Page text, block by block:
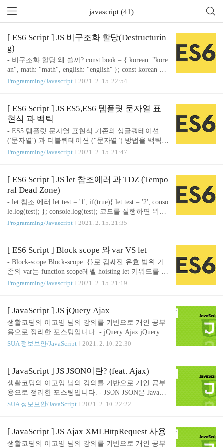
javascript (41)
[ ES6 Script ] JS 비구조화 할당(Destructurin
g)
- 비구조화 할당 왜 쓸까? const book = { korean: "kore
an", math: "math", english: "english" }; const korean = b
ook.korean; const math = book.math; const english = bo
이나 객체에서 해당 값들을 새로운 변수에 할당 해줘
야할때 위와같은 행위를 여러번 해야합니다. 하지만
const { korean, math, english } = { korean: "korean", m
ath: "math", englissh: "..
Programming/Javascript 2021. 2. 15. 22:54
[ ES6 Script ] JS ES5,ES6 템플릿 문자열 표
현식 과 백틱
- ES5 템플릿 문자열 표현식 기존의 싱글쿼테이션
('문자열') 과 더블쿼테이션 ("문자열") 방법을 백틱
문자를 사용해 문자열을 여닫는 것을 템플릿 문자열
5에서는 개행문자, 병합등을 이용해 변수나 상수 안
에 문자열을 넣어 사용했었습니다. - ES6 템플릿 문
자열 표현식 하지만 ES6으로 오면서 백틱 안에 멀티
라인 스트링을 입력하여 템플릿 문자열 표현식을 사
용해 문자열에 변수도 입력하고 계산식 해석 등 해석
이 가능한 것은 다 가능합니다. let test3='tt'; let test4
Programming/Javascript 2021. 2. 15. 21:47
[ ES6 Script ] JS let 참조에러 과 TDZ (Tempo
ral Dead Zone)
- let 참조 에러 let test = '1'; if(true){ let test = '2'; conso
le.log(test); }; console.log(test); 코드를 실행하면 위와
같은 결괏값을 출력합니다. let test = '1'; if(true){ cons
만약 호이스팅이 없었다면 3번째 test 를 출력하는 과
정에서, 전역스코프의 값인 1 이 출력되었을겁니다.
하지만 블록스코프 안에 선언된 test(,4번라인 test)가
호이스팅 되어 해당 블록 스코프의 최상단에 test 변
수가 선언되게 됩니다. 이때 let은 var와 다르게 변수
Programming/Javascript 2021. 2. 15. 21:35
[ ES6 Script ] Block scope 와 var VS let
- Block-scope Block-scope: {}로 감싸진 유효 범위 기
존의 var는 function scope레벨 hoisting let 키워드를 사
용해 변수의 유효범위를 블록 스코프 처리 1. Scope
unction printNum(){ console.log(num); var num = 2; co
nsole.log(num); }; printNum(); //2 function 레벨에서
호이스팅이 발생하고 있는 것을 확인할 수 있습니다.
호이스팅: https://nevertrustbrutus.tistory.com/335 아래
는 함수가아닌 블록일 경우의 예제입니다. var tes..
Programming/Javascript 2021. 2. 15. 21:19
[ JavaScript ] JS jQuery Ajax
생활코딩의 이고잉 님의 강의를 기반으로 개인 공부
용으로 정리한 포스팅입니다. - jQuery Ajax jQuery이
용해서 Ajax를 사용하게 되면 많은 이점이 있습니다.
지 편리한 기능들을 제공합니다. - $.ajax jQuery는 Aj
ax와 관련해서 많은 API를 제공합니다. http://api.jque
ry.com/category/ajax/ Ajax | jQuery API Documentation
ete. This is an AjaxEvent. Register a handler to be called
SUA 정보보안/JavaScript 2021. 2. 10. 22:30
[ JavaScript ] JS JSON이란? (feat. Ajax)
생활코딩의 이고잉 님의 강의를 기반으로 개인 공부
용으로 정리한 포스팅입니다. - JSON JSON은 JavaScr
ipt Object Notation의 약자로, JavaScript에서 객체를
이터의 용량이 작습니다. 이런 이유로 최근에는 JSO
N이 XML을 대체해서 설정의 저장이나 데이터를 전
SUA 정보보안/JavaScript 2021. 2. 10. 22:22
[ JavaScript ] JS Ajax XMLHttpRequest 사용
생활코딩의 이고잉 님의 강의를 기반으로 개인 공부